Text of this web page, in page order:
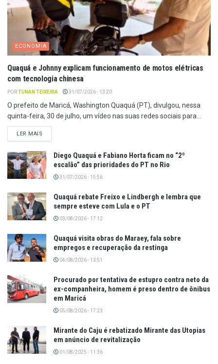
ECONOMIA
Quaquá e Johnny explicam funcionamento de motos elétricas
com tecnologia chinesa
PORTUNAN TEIXEIRA 31/07/2026 - 13:20
O prefeito de Maricá, Washington Quaquá (PT), divulgou, nessa
quinta-feira, 30 de julho, um vídeo nas suas redes sociais para...
LER MAIS
Diego Quaquá e Fabiano Horta ficam no “2º
escalão” das prioridades do PT no Rio
31/07/2026 - 15:56
Quaquá rebate Freixo e Lindbergh e lembra que
sempre esteve com Lula e o PT
03/08/2026 - 17:12
Quaquá visita obras do Maraey, fala sobre
empregos e recuperação da restinga
04/08/2026 - 13:51
Procurado por tentativa de estupro contra neto da
ex-companheira, homem é preso dentro de ônibus
em Maricá
05/08/2026 - 17:23
Mirante do Caju é rebatizado Mirante das Utopias
em anúncio de revitalização
01/08/2025 - 11:36